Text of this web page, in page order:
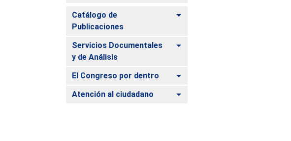
Catálogo de
Publicaciones
Alternar
Servicios Documentales
y de Análisis
Alternar
El Congreso por dentro Alternar
Atención al ciudadano Alternar